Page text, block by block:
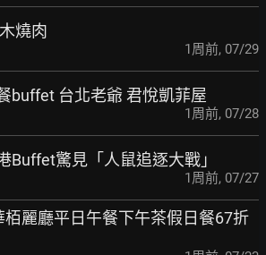
燒肉
1周前, 07/29
buffet 台北老爺 君悅凱菲屋
1周前, 07/28
Buffet驚見「人鼠追逐大戰」
1周前, 07/27
栢麗廳平日午餐下午茶假日餐67折